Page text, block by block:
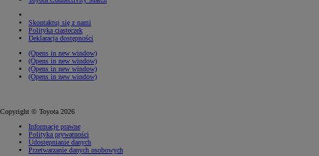
Skontaktuj się z nami
Polityka ciasteczek
Deklaracja dostępności
(Opens in new window)
(Opens in new window)
(Opens in new window)
(Opens in new window)
Copyright © Toyota 2026
Informacje prawne
Polityka prywatności
Udostępnianie danych
Przetwarzanie danych osobowych